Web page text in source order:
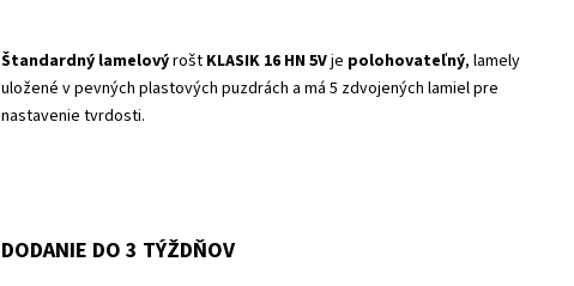
Štandardný lamelovýrošt KLASIK 16 HN5Vje polohovateľný, lamely
uložené v pevných plastových puzdrách a má 5 zdvojených lamiel pre
nastavenie tvrdosti.
DODANIE DO 3 TÝŽDŇOV